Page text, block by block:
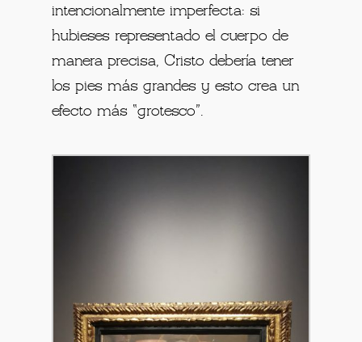
intencionalmente imperfecta: si
hubieses representado el cuerpo de
manera precisa, Cristo debería tener
los pies más grandes y esto crea un
efecto más “grotesco”.